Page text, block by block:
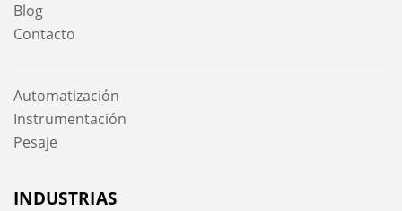
Blog
Contacto
Automatización
Instrumentación
Pesaje
INDUSTRIAS